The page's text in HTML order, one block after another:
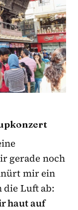
gerade noch
mir ein
Luft ab:
haut auf